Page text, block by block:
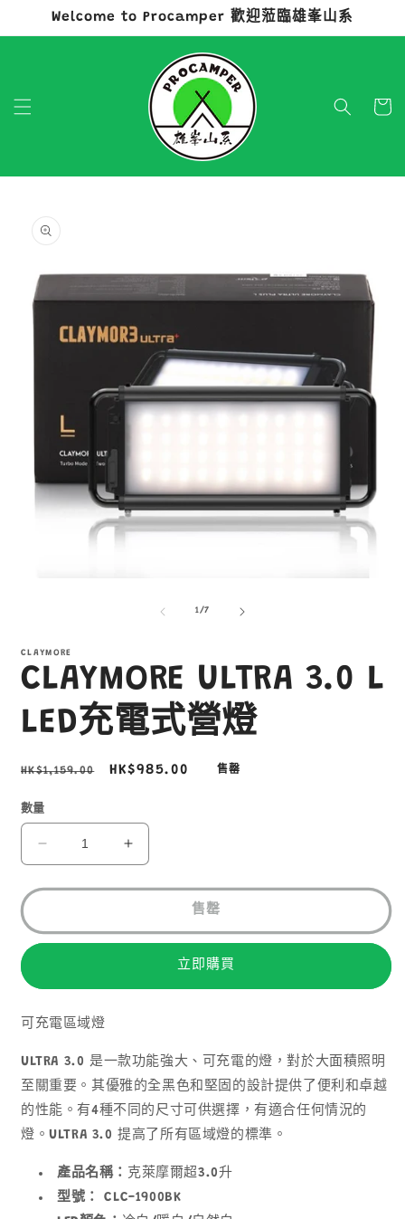
跳至內容
Welcome to Procamper 歡迎蒞臨雄峯山系
物
資訊
窗
中
開
啟
多
檔
1
1//7
CLAYMORE
CLAYMORE ULTRA 3.0 L
LED充電式營燈
定
HK$1,159.00
售
HK$985.00 售罄
數量
CLAYMORE
ULTRA
3.0
LED
營
數
量
減
少
CLAYMORE
ULTRA
3.0
LED
數
量
增
加
售罄
立即購買
可充電區域燈
ULTRA 3.0 是一款功能強大、可充電的燈，對於大面積照明
至關重要。其優雅的全黑色和堅固的設計提供了便利和卓越
的性能。有4種不同的尺寸可供選擇，有適合任何情況的
燈。ULTRA 3.0 提高了所有區域燈的標準。
產品名稱： 克萊摩爾超3.0升
型號：
CLC-1900BK